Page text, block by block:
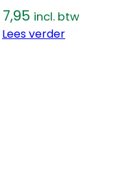
7,95 incl. btw
Lees verder